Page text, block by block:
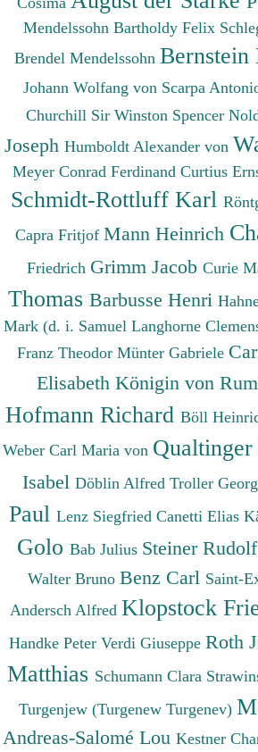
Mendelssohn Bartholdy Felix
Brendel Mendelssohn Bernstein
Johann Wolfang von Scarpa
Churchill Sir Winston Spencer
Joseph Humboldt Alexander von
Meyer Conrad Ferdinand Curtius
Schmidt-Rottluff Karl
Capra Fritjof Mann Heinrich
Friedrich Grimm Jacob Curie
Thomas Barbusse Henri
Mark (d. i. Samuel Langhorne
Franz Theodor Münter Gabriele
Elisabeth Königin von
Hofmann Richard Böll
Weber Carl Maria von
Isabel Döblin Alfred Troller
Paul Lenz Siegfried Canetti Elias
Golo Bab Julius Steiner Rudolf
Walter Bruno Benz Carl Saint-
Andersch Alfred Klopstock
Handke Peter Verdi Giuseppe Roth
Matthias Schumann Clara
Turgenjew (Turgenew Turgenev)
Andreas-Salomé Lou Kestner